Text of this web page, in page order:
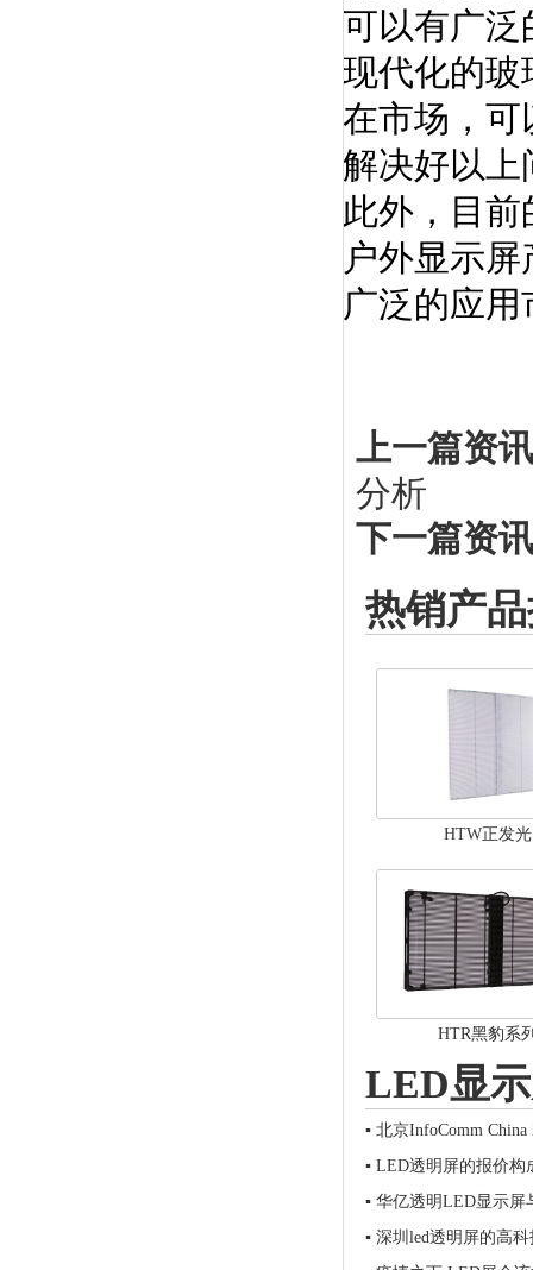
可以有广
现代化的玻
在市场，
解决好以
此外，目
户外显示
广泛的应
上一篇资
分析
下一篇资
热销产
HTW正发光
HTR黑豹系
LED显
▪北京InfoComm
▪LED透明屏的报价构
▪华亿透明LED显示屏
▪深圳led透明屏的高